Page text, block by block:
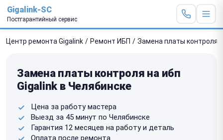
Gigalink-SC
Постгарантийный сервис
Центр ремонта Gigalink / Ремонт ИБП / Замена платы контроля
Замена платы контроля на ибп
Gigalink в Челябинске
Цена за работу мастера
Выезд за 45 минут по Челябинске
Гарантия 12 месяцев на работу и деталь
Оплата после ремонта